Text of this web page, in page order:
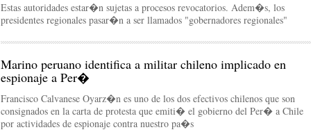
Estas autoridades estar�n sujetas a procesos revocatorios. Adem�s, los
presidentes regionales pasar�n a ser llamados "gobernadores regionales"
Marino peruano identifica a militar chileno implicado en
espionaje a Per�
Francisco Calvanese Oyarz�n es uno de los dos efectivos chilenos que son
consignados en la carta de protesta que emiti� el gobierno del Per� a Chile
por actividades de espionaje contra nuestro pa�s